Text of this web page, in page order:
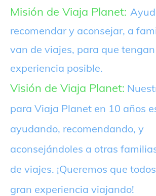
Misión de Viaja Planet:
recomendar y aconsejar, a
van de viajes, para que
experiencia posible.
Visión de Viaja Planet:
para Viaja Planet en 10 años
ayudando, recomendando, y
aconsejándoles a otras
de viajes. ¡Queremos que
gran experiencia viajando!